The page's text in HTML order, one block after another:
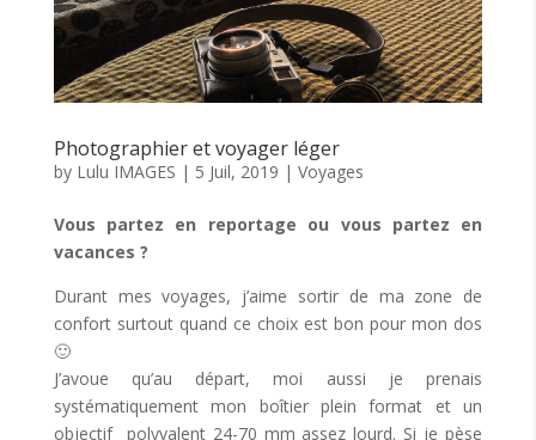
Photographier et voyager léger
by Lulu IMAGES | 5 Juil, 2019 | Voyages
Vous partez en reportage ou vous partez en
vacances ?
Durant mes voyages, j’aime sortir de ma zone de
confort surtout quand ce choix est bon pour mon dos
🙂
J’avoue qu’au départ, moi aussi je prenais
systématiquement mon boîtier plein format et un
objectif polyvalent 24-70 mm assez lourd. Si je pèse